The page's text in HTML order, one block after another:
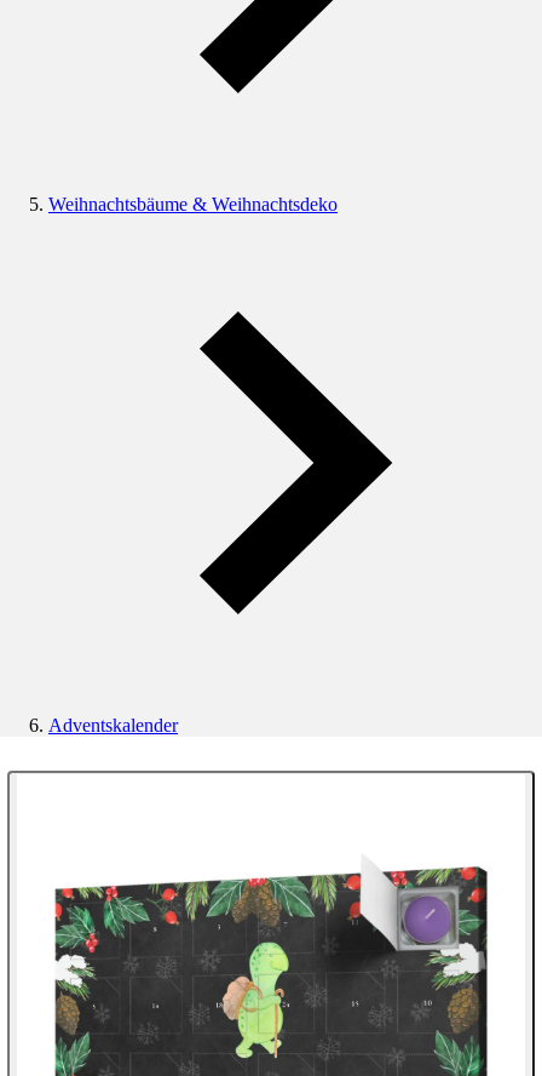
Weihnachtsbäume & Weihnachtsdeko
Adventskalender